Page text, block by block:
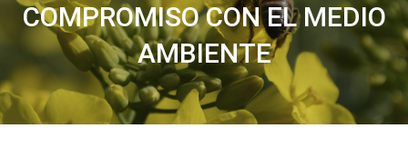
COMPROMISO CON EL MEDIO
AMBIENTE